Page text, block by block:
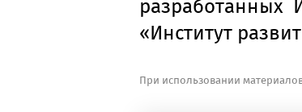
разработанных
«Институт
При использовании